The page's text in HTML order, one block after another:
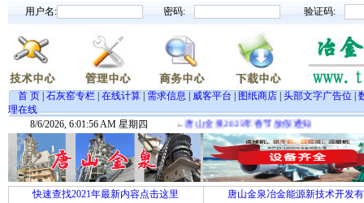
用户名: 密码: 验证码:
首 页 石灰窑专栏 在线计算 需求信息 威客平台 图纸商店 头部文字广告位
理在线
8/6/2026, 6:01:56 AM 星期四
←唐山金泉2025年春节放假通知
快速查找2021年最新内容点击这里
唐山金泉冶金能源新技术开发